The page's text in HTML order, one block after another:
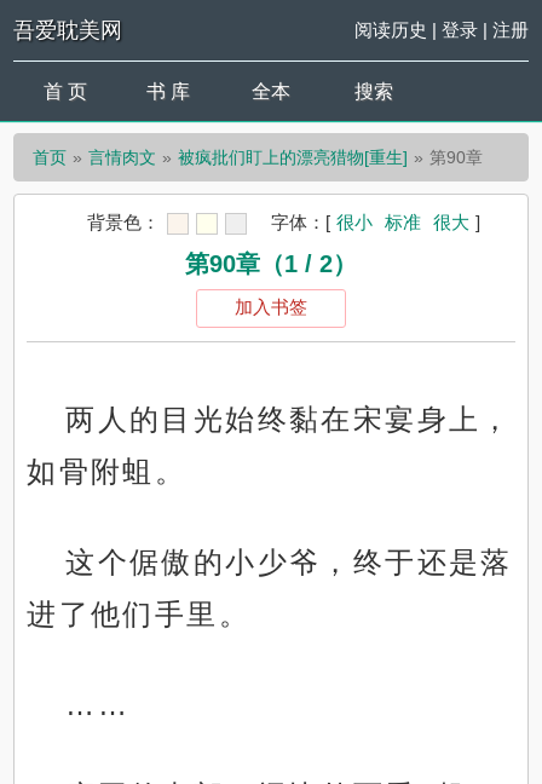
吾爱耽美网 阅读历史 | 登录| 注册
首 页 书 库 全本 搜索
首页 言情肉文 被疯批们盯上的漂亮猎物[重生] 第90章
背景色： 字体： [ 很小 标准 很大 ]
第90章（1 / 2）
加入书签
两人的目光始终黏在宋宴身上，
如骨附蛆。
这个倨傲的小少爷，终于还是落
进了他们手里。
……